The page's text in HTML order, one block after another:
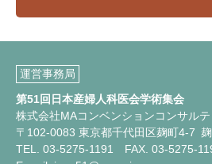
運営事務局
第51回日本産婦人科医会学術集会
株式会社MAコンベンションコンサル
〒102-0083 東京都千代田区麹町4-7
TEL. 03-5275-1191 FAX. 03-5275-